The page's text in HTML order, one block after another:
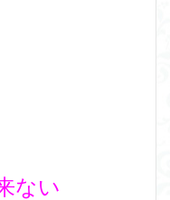
ない